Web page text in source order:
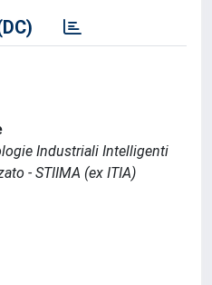
Industriali Intelligenti
- STIIMA (ex ITIA)